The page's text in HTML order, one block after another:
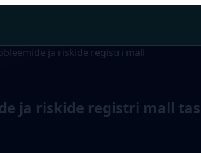
ja riskide registri mall
ja riskide registri mall